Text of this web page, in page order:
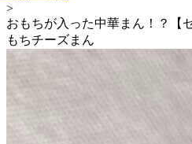
>
おもちが入った中華まん！？【
もちチーズまん